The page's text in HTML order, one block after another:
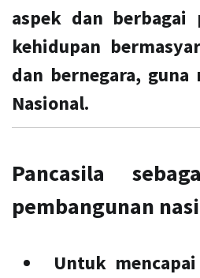
aspek dan berbagai
kehidupan
dan bernegara, guna
Nasional.
Pancasila
pembangunan
Untuk